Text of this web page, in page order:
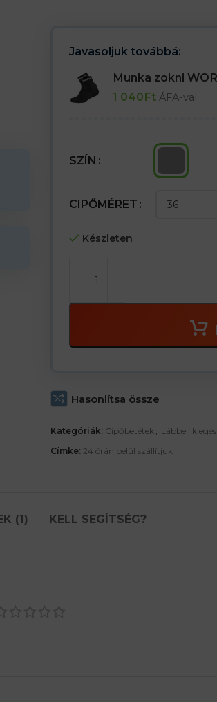
36-os méret = 35-36
38-as méret = 37-38
40-es méret = 39-40
42-es méret = 41-42
44-es méret = 43-44
Javasoljuk továbbá:
Munka zokni
1 040Ft ÁFA-val
SZÍN
CIPŐMÉRET
Készleten
Hasonlítsa össze
Kategóriák: Cipőbetétek , Lábbeli
Címke: 24 órán belül szállítjuk
(1) KELL SEGÍTSÉG?